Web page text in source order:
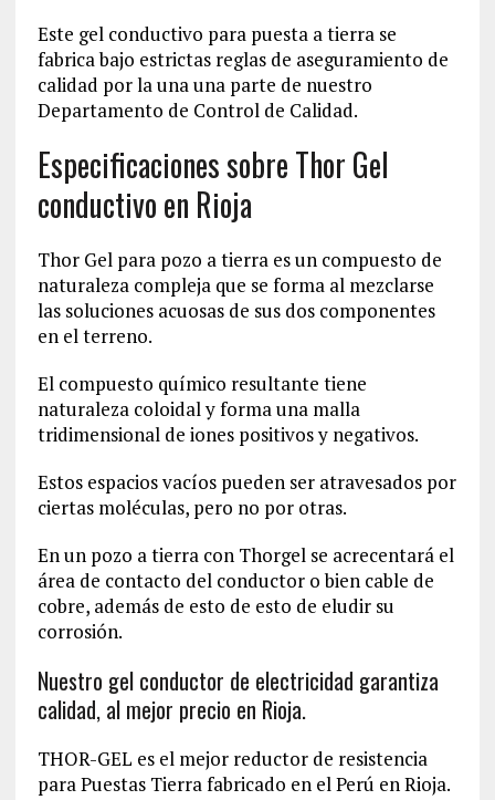
Este gel conductivo para puesta a tierra se
fabrica bajo estrictas reglas de aseguramiento de
calidad por la una una parte de nuestro
Departamento de Control de Calidad.
Especificaciones sobre Thor Gel
conductivo en Rioja
Thor Gel para pozo a tierra es un compuesto de
naturaleza compleja que se forma al mezclarse
las soluciones acuosas de sus dos componentes
en el terreno.
El compuesto químico resultante tiene
naturaleza coloidal y forma una malla
tridimensional de iones positivos y negativos.
Estos espacios vacíos pueden ser atravesados por
ciertas moléculas, pero no por otras.
En un pozo a tierra con Thorgel se acrecentará el
área de contacto del conductor o bien cable de
cobre, además de esto de esto de eludir su
corrosión.
Nuestro gel conductor de electricidad garantiza
calidad, al mejor precio en Rioja.
THOR-GEL es el mejor reductor de resistencia
para Puestas Tierra fabricado en el Perú en Rioja.